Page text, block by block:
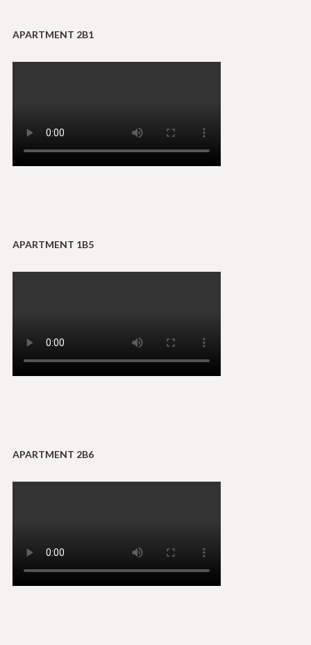
APARTMENT 2B1
APARTMENT 1B5
APARTMENT 2B6